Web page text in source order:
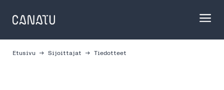
content
Etusivu Sijoittajat Tiedotteet